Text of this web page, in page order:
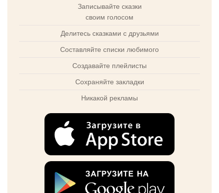
Записывайте сказки
своим голосом
Делитесь сказками с друзьями
Составляйте списки любимого
Создавайте плейлисты
Сохраняйте закладки
Никакой рекламы